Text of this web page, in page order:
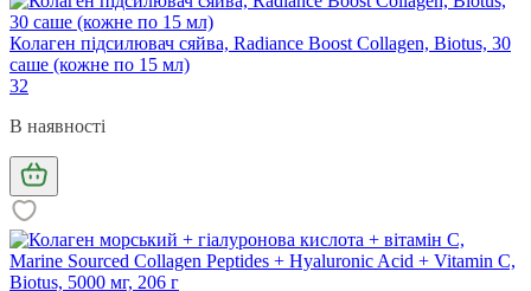
Колаген підсилювач сяйва, Radiance Boost Collagen, Biotus, 30
саше (кожне по 15 мл)
32
В наявності